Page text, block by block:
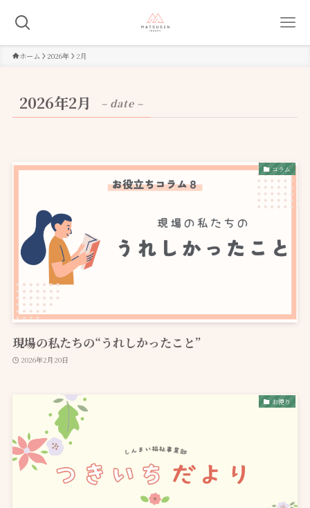
ホーム 2026年 2月
2026年2月 – date –
コラム
現場の私たちの“うれしかったこと”
2026年2月20日
お便り